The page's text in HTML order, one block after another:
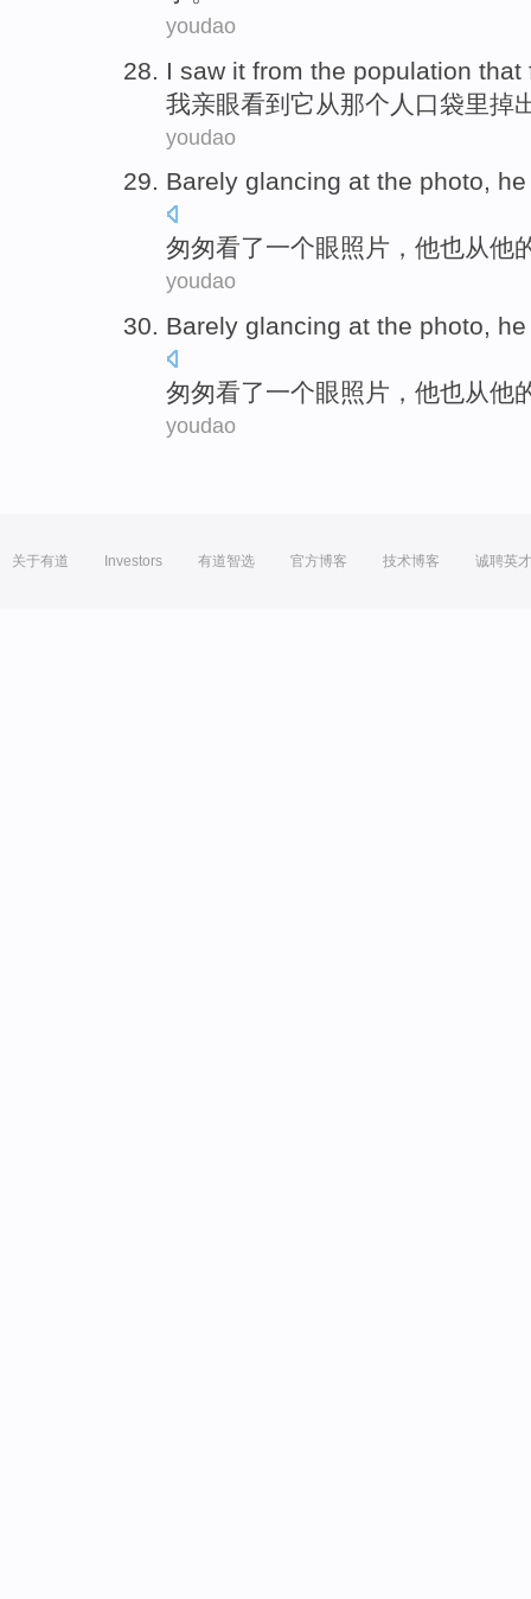
youdao
I saw it from the population that
我亲眼看到它 从那个人 口袋里掉
youdao
Barely glancing at the photo, he
匆匆看了一个眼照片 ， 他也从他
youdao
Barely glancing at the photo, he
匆匆看了一个眼照片 ， 他也从他
youdao
关于有道 Investors 有道智选 官方博客 技术博客 诚聘英才